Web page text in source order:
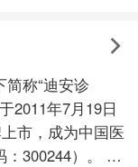
称“迪安诊
2011年7月19日
市，成为中国医
300244）。 迪